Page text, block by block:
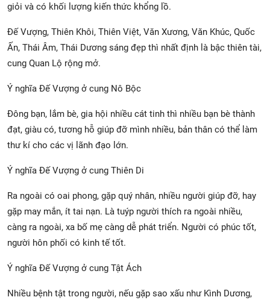
giỏi và có khối lượng kiến thức khổng lồ.
Đế Vượng, Thiên Khôi, Thiên Việt, Văn Xương, Văn Khúc, Quốc
Ấn, Thái Âm, Thái Dương sáng đẹp thì nhất định là bậc thiên tài,
cung Quan Lộ rộng mở.
Ý nghĩa Đế Vượng ở cung Nô Bộc
Đông bạn, lắm bè, gia hội nhiều cát tinh thì nhiều bạn bè thành
đạt, giàu có, tương hỗ giúp đỡ mình nhiều, bản thân có thể làm
thư kí cho các vị lãnh đạo lớn.
Ý nghĩa Đế Vượng ở cung Thiên Di
Ra ngoài có oai phong, gặp quý nhân, nhiều người giúp đỡ, hay
gặp may mắn, ít tai nạn. Là tuýp người thích ra ngoài nhiều,
càng ra ngoài, xa bố mẹ càng dễ phát triển. Người có phúc tốt,
người hôn phối có kinh tế tốt.
Ý nghĩa Đế Vượng ở cung Tật Ách
Nhiều bệnh tật trong người, nếu gặp sao xấu như Kình Dương,